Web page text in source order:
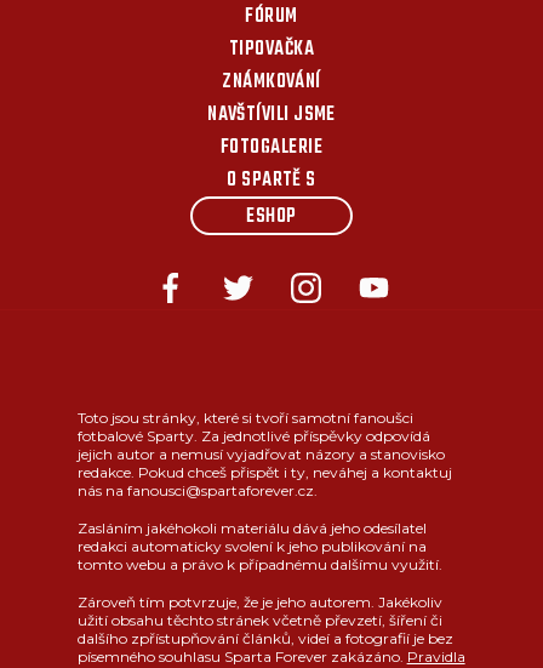
FÓRUM
TIPOVAČKA
ZNÁMKOVÁNÍ
NAVŠTÍVILI JSME
FOTOGALERIE
O SPARTĚ S
ESHOP
Toto jsou stránky, které si tvoří samotní fanoušci
fotbalové Sparty. Za jednotlivé příspěvky odpovídá
jejich autor a nemusí vyjadřovat názory a stanovisko
redakce. Pokud chceš přispět i ty, neváhej a kontaktuj
nás na fanousci@spartaforever.cz.
Zasláním jakéhokoli materiálu dává jeho odesílatel
redakci automaticky svolení k jeho publikování na
tomto webu a právo k případnému dalšímu využití.
Zároveň tím potvrzuje, že je jeho autorem. Jakékoliv
užití obsahu těchto stránek včetně převzetí, šíření či
dalšího zpřístupňování článků, videí a fotografií je bez
písemného souhlasu Sparta Forever zakázáno. Pravidla